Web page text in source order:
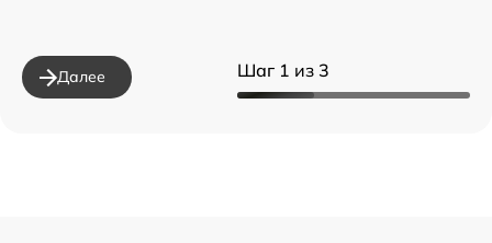
Шаг 1 из 3
Далее